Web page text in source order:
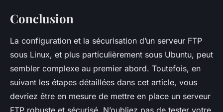
Conclusion
La configuration et la sécurisation d’un serveur FTP
sous Linux, et plus particulièrement sous Ubuntu, peut
sembler complexe au premier abord. Toutefois, en
suivant les étapes détaillées dans cet article, vous
devriez être en mesure de mettre en place un serveur